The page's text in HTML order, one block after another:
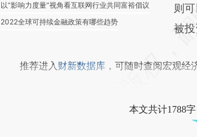
以“影响力度量”视角看互联网行业共同富裕倡议
2022全球可持续金融政策有哪些趋势
则
被投
推荐进入 财新数据库 ，可随时查阅宏观经
本文共计1788